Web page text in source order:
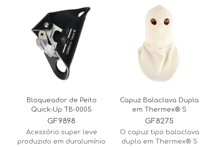
Bloqueador de Peito
Quick-Up TB-0005
GF9898
Acessório super leve
produzido em duralumínio
Capuz Balaclava Dupla
em Thermex® S
GF8275
O capuz tipo balaclava
dupla em Thermex® S